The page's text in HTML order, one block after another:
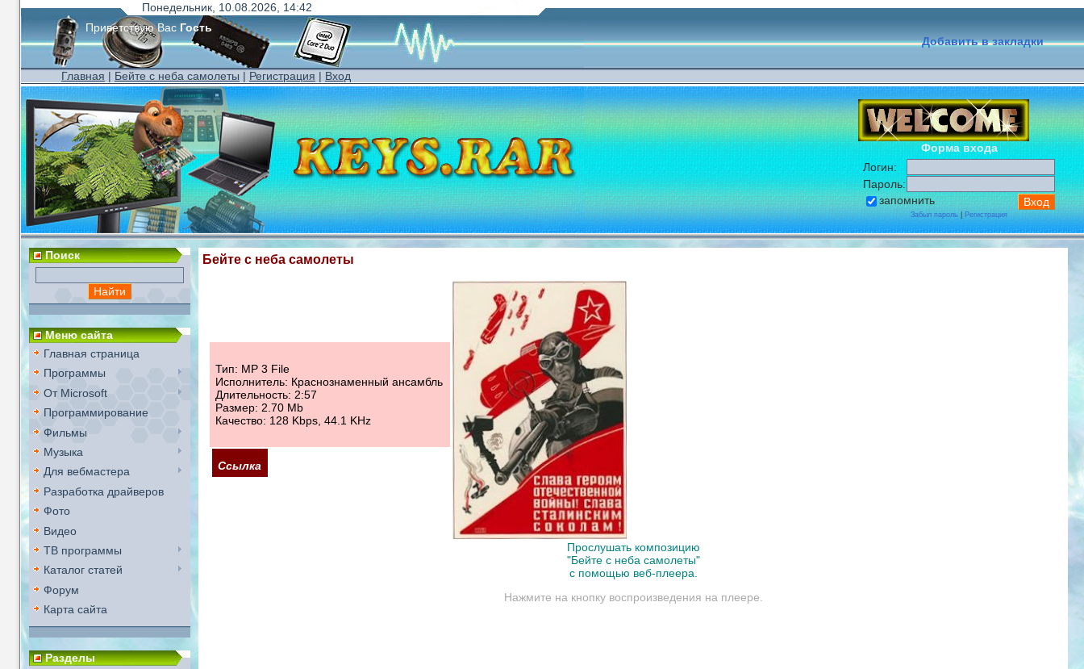
Понедельник, 10.08.2026, 14:42
Приветствую Вас Гость
Добавить в закладки
Главная | Бейте с неба самолеты | Регистрация | Вход
Форма входа
Логин:
Пароль:
запомнить
Забыл пароль | Регистрация
Поиск
Меню сайта
Главная страница
Программы
От Microsoft
Программирование
Фильмы
Музыка
Для вебмастера
Разработка драйверов
Фото
Видео
ТВ программы
Каталог статей
Форум
Карта сайта
Разделы
Бейте с неба самолеты
Тип: MP 3 File
Исполнитель: Краснознаменный ансамбль
Длительность: 2:57
Размер: 2.70 Mb
Качество: 128 Kbps, 44.1 KHz
Ссылка
Прослушать композицию
"Бейте с неба самолеты"
с помощью веб-плеера.
Нажмите на кнопку воспроизведения на плеере.